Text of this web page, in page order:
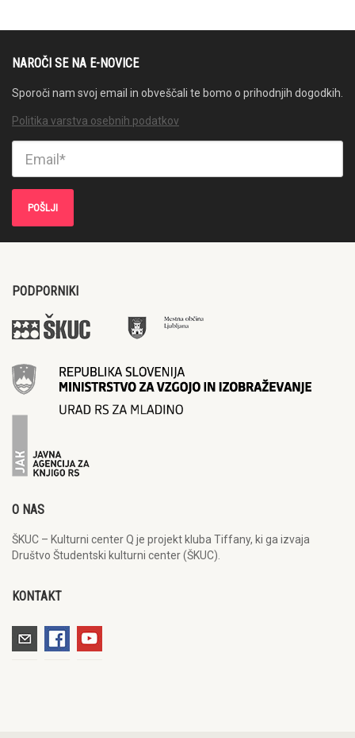
NAROČI SE NA E-NOVICE
Sporoči nam svoj email in obveščali te bomo o prihodnjih dogodkih.
Politika varstva osebnih podatkov
PODPORNIKI
O NAS
ŠKUC – Kulturni center Q je projekt kluba Tiffany, ki ga izvaja
Društvo Študentski kulturni center (ŠKUC).
KONTAKT